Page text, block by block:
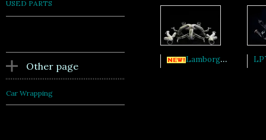
Lamborghin REVUELTO エラーキャンセルシステム付ストレートキャタライザーセットリアエキゾースト
USED PARTS
Other page
Car Wrapping